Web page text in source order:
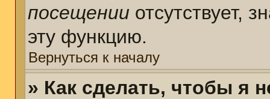
посещении отсутствует,
эту функцию.
Вернуться к началу
» Как сделать, чтобы я